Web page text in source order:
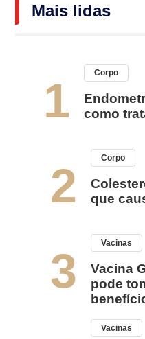
Mais lidas
1
Corpo
como
2
Corpo
que
3
Vacinas
Vacina
pode
Vacinas